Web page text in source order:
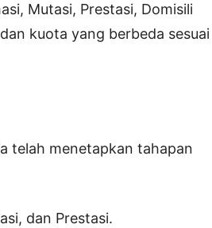
Mutasi, Prestasi, Domisili
kuota yang berbeda sesuai
telah menetapkan tahapan
dan Prestasi.